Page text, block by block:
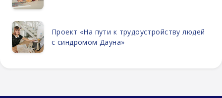
Проект «На пути к трудоустройству людей
с синдромом Дауна»